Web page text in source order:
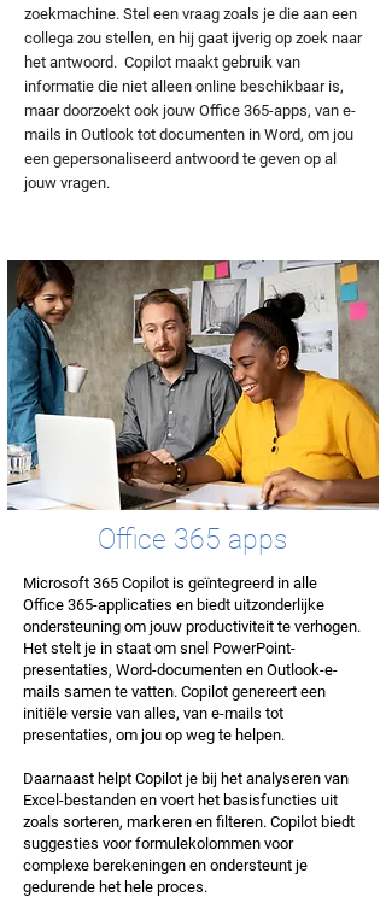
zoekmachine. Stel een vraag zoals je die aan een
collega zou stellen, en hij gaat ijverig op zoek naar
het antwoord. Copilot maakt gebruik van
informatie die niet alleen online beschikbaar is,
maar doorzoekt ook jouw Office 365-apps, van e-
mails in Outlook tot documenten in Word, om jou
een gepersonaliseerd antwoord te geven op al
jouw vragen.
Office 365 apps
Microsoft 365 Copilot is geïntegreerd in alle
Office 365-applicaties en biedt uitzonderlijke
ondersteuning om jouw productiviteit te verhogen.
Het stelt je in staat om snel PowerPoint-
presentaties, Word-documenten en Outlook-e-
mails samen te vatten. Copilot genereert een
initiële versie van alles, van e-mails tot
presentaties, om jou op weg te helpen.
Daarnaast helpt Copilot je bij het analyseren van
Excel-bestanden en voert het basisfuncties uit
zoals sorteren, markeren en filteren. Copilot biedt
suggesties voor formulekolommen voor
complexe berekeningen en ondersteunt je
gedurende het hele proces.